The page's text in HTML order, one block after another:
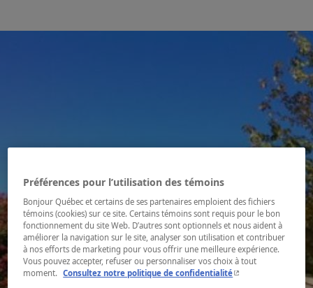
Préférences pour l’utilisation des témoins
Bonjour Québec et certains de ses partenaires emploient des fichiers
témoins (cookies) sur ce site. Certains témoins sont requis pour le bon
fonctionnement du site Web. D’autres sont optionnels et nous aident à
améliorer la navigation sur le site, analyser son utilisation et contribuer
à nos efforts de marketing pour vous offrir une meilleure expérience.
Vous pouvez accepter, refuser ou personnaliser vos choix à tout
moment.
Consultez notre politique de confidentialité- Cet hyperlien